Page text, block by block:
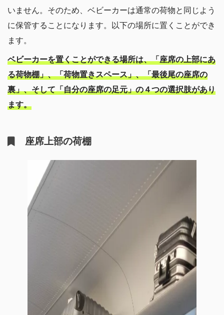
いません。そのため、ベビーカーは通常の荷物と同じよう
に保管することになります。以下の場所に置くことができ
ます。
ベビーカーを置くことができる場所は、「座席の上部にあ
る荷物棚」、「荷物置きスペース」、「最後尾の座席の
裏」、そして「自分の座席の足元」の４つの選択肢があり
ます。
座席上部の荷棚